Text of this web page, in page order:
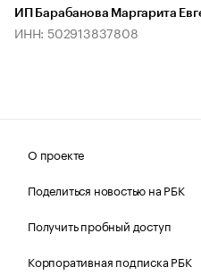
ИП Барабанова Маргарита
ИНН: 502913837808
О проекте
Поделиться новостью на РБК
Получить пробный доступ
Корпоративная подписка РБК